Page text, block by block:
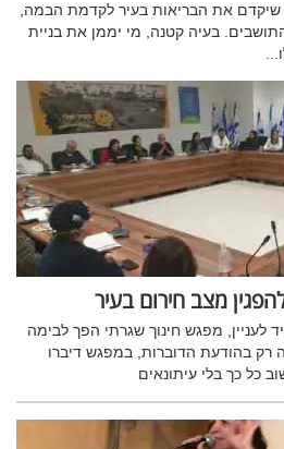
שיקדם את הבריאות בעיר לקדמת הבמה,
בעיה קטנה, מי יממן את בניית
מצב חירום בעיר
לעניין, מפגש חינוך שגרתי הפך לבימה
רק בהודעת הדוברות, במפגש דיברו
כל כך בלי עיתונאים